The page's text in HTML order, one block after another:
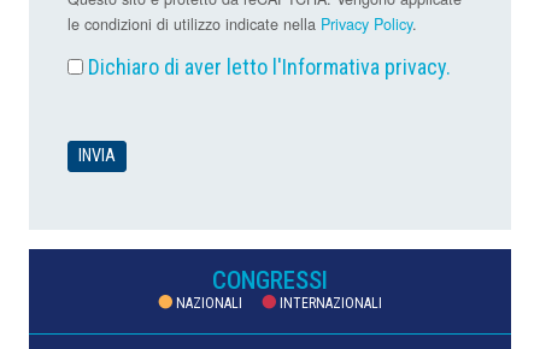
le condizioni di utilizzo indicate nella Privacy Policy.
Dichiaro di aver letto l'Informativa privacy.
CONGRESSI
NAZIONALI INTERNAZIONALI